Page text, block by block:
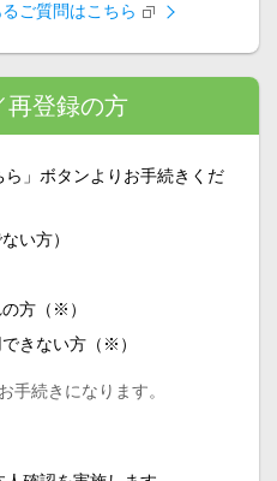
ご質問はこちら
再登録の方
」ボタンよりお手続きくだ
い方）
方（※）
きない方（※）
手続きになります。